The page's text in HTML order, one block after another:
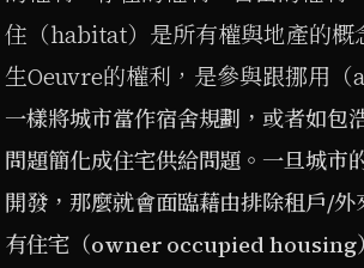
住（habitat）是所有權與地產的
生Oeuvre的權利，是參與跟挪用
一樣將城市當作宿舍規劃，或者如包
問題簡化成住宅供給問題。一旦城市
開發，那麼就會面臨藉由排除租戶/
有住宅（owner occupied housing